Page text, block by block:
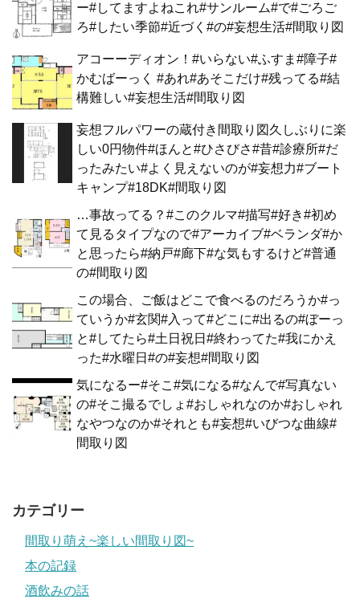
ー#してますよねこれ#サンルーム#で#ごろご
ろ#したい季節#近づく#の#妄想生活#間取り図
アコーーディオン！#いらない#ふすま#障子#
かむばーっく #あれ#あそこだけ#残ってる#結
構難しい#妄想生活#間取り図
妄想フルパワーの蔵付き間取り図久しぶりに楽
しい0円物件#ほんと#ひさびさ#昔#診療所#だ
ったみたい#よく見えないのが#妄想力#ブート
キャンプ#18DK#間取り図
…事故ってる？#このクルマ#描写#好き#初め
て見るタイプなので#アーカイブ#ベランダ#か
と思ったら#納戸#廊下#な気もするけど#普通
の#間取り図
この場合、ご飯はどこで食べるのだろうか#っ
ていうか#玄関#入って#どこに#出るの#ぼーっ
と#してたら#土日祝日#終わってた#我にかえ
った#水曜日#の#妄想#間取り図
気になるー#そこ#気になる#なんで#写真ない
の#そこ撮るでしょ#おしゃれなのか#おしゃれ
なやつなのか#それとも#妄想#いびつな曲線#
間取り図
カテゴリー
間取り萌え~楽しい間取り図~
本の記録
酒飲みの話